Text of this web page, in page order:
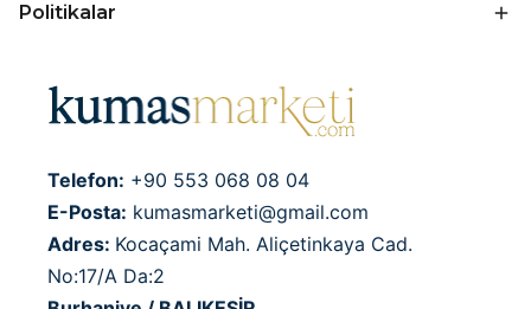
Politikalar
Telefon: +90 553 068 08 04
E-Posta: kumasmarketi@gmail.com
Adres: Kocaçami Mah. Aliçetinkaya Cad.
No:17/A Da:2